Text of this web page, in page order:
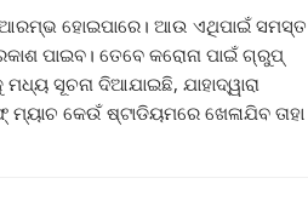
ଆରମ୍ଭ ହୋଇପାରେ। ଆଉ ଏଥିପାଇଁ ସମସ୍ତ
ପାଇବ। ତେବେ କରୋନା ପାଇଁ ଗ୍ରୁପ୍
ସୂଚନା ଦିଆଯାଇଛି, ଯାହାଦ୍ୱାରା
କେଉଁ ଷ୍ଟାଡିୟମରେ ଖେଳାଯିବ ତାହା